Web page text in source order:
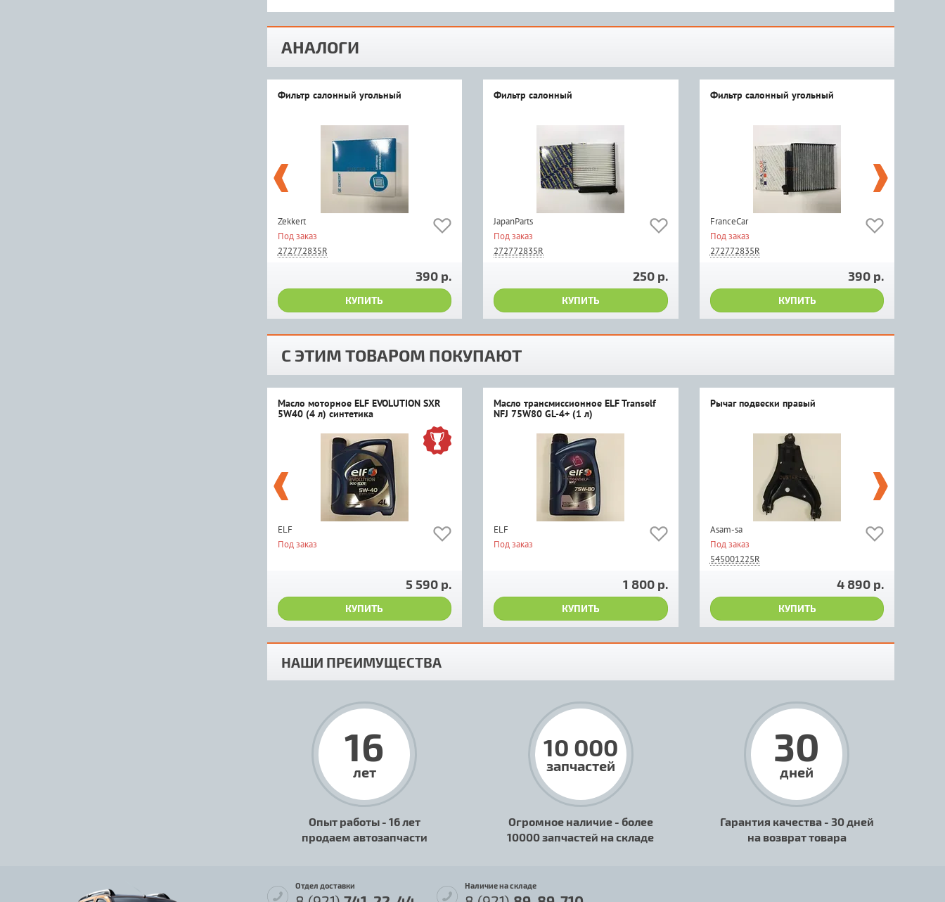
АНАЛОГИ
Фильтр салонный угольный
Zekkert
Под заказ
272772835R
390 р.
КУПИТЬ
Фильтр салонный
JapanParts
Под заказ
272772835R
250 р.
КУПИТЬ
Фильтр салонный угольный
FranceCar
Под заказ
272772835R
390 р.
КУПИТЬ
С ЭТИМ ТОВАРОМ ПОКУПАЮТ
Масло моторное ELF EVOLUTION SXR
5W40 (4 л) синтетика
ELF
Под заказ
5 590 р.
КУПИТЬ
Масло трансмиссионное ELF Tranself
NFJ 75W80 GL-4+ (1 л)
ELF
Под заказ
1 800 р.
КУПИТЬ
Рычаг подвески правый
Asam-sa
Под заказ
545001225R
4 890 р.
КУПИТЬ
НАШИ ПРЕИМУЩЕСТВА
16
лет
Опыт работы - 16 лет
продаем автозапчасти
10 000
запчастей
Огромное наличие - более
10000 запчастей на складе
30
дней
Гарантия качества - 30 дней
на возврат товара
Отдел доставки Наличие на складе